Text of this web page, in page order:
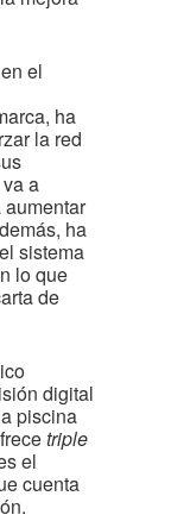
el
ha
la red
a
ha
sistema
lo que
de
digital
piscina
triple
el
cuenta